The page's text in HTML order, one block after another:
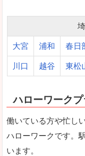
大宮 浦和 春日
川口 越谷 東松
ハローワーク
働いている方や忙し
ハローワークです。
います。